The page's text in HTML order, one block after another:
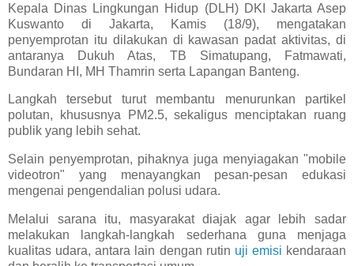
Kepala Dinas Lingkungan Hidup (DLH) DKI Jakarta Asep
Kuswanto di Jakarta, Kamis (18/9), mengatakan
penyemprotan itu dilakukan di kawasan padat aktivitas, di
antaranya Dukuh Atas, TB Simatupang, Fatmawati,
Bundaran HI, MH Thamrin serta Lapangan Banteng.
Langkah tersebut turut membantu menurunkan partikel
polutan, khususnya PM2.5, sekaligus menciptakan ruang
publik yang lebih sehat.
Selain penyemprotan, pihaknya juga menyiagakan "mobile
videotron" yang menayangkan pesan-pesan edukasi
mengenai pengendalian polusi udara.
Melalui sarana itu, masyarakat diajak agar lebih sadar
melakukan langkah-langkah sederhana guna menjaga
kualitas udara, antara lain dengan rutin uji emisi kendaraan